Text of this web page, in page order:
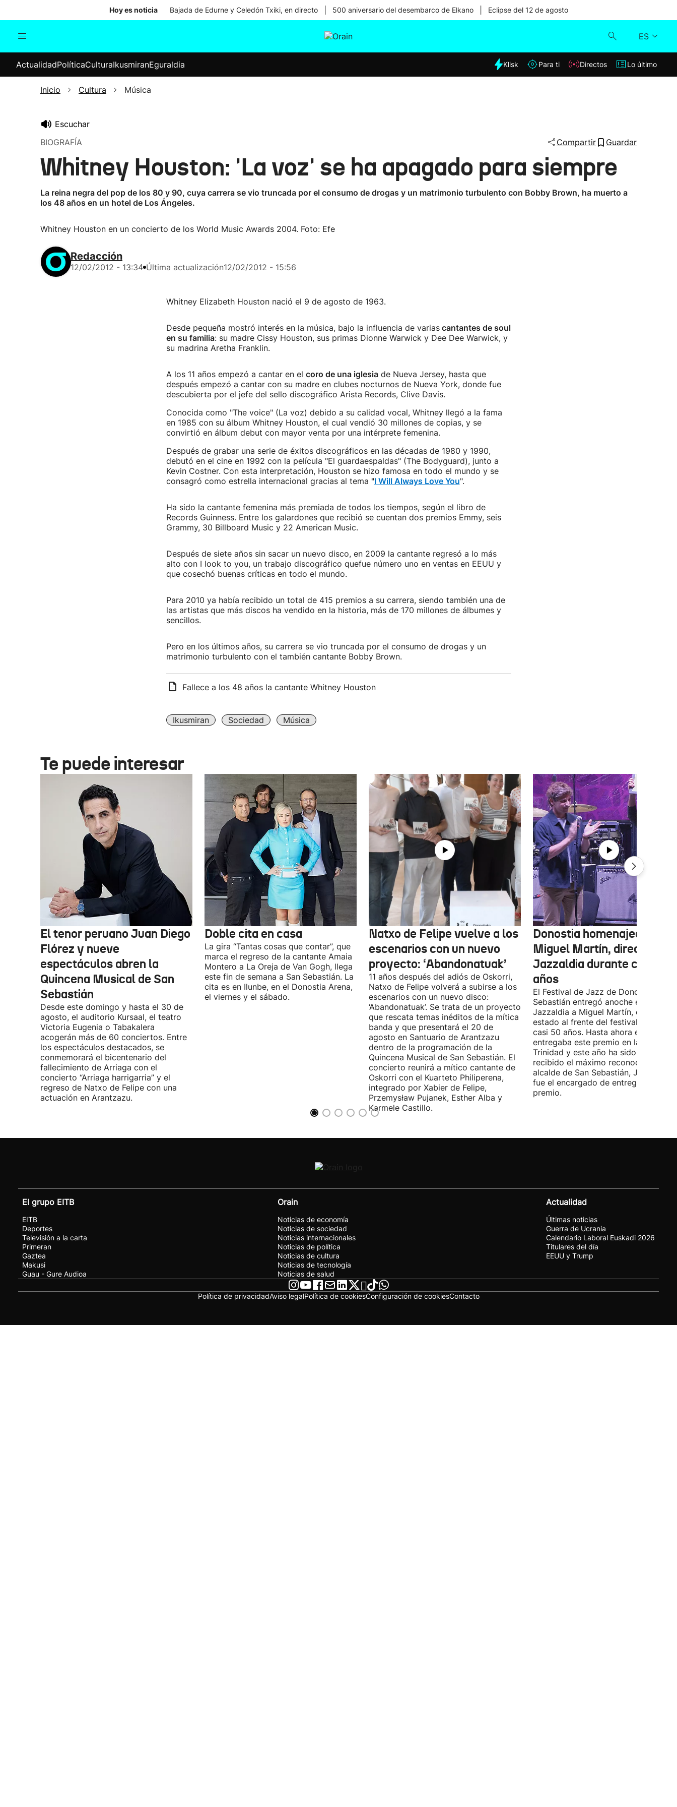
Hoy es noticia Bajada de Edurne y Celedón Txiki, en directo 500 aniversario del desembarco de Elkano Eclipse del 12 de agosto
ES
Internacional
Elecciones
Klisk
Lo último
ActualidadPolíticaCulturaIkusmiranEguraldia Klisk Para ti Directos Lo último
Inicio Cultura Música
Escuchar
BIOGRAFÍA
Compartir Guardar
Whitney Houston: 'La voz' se ha apagado para siempre
La reina negra del pop de los 80 y 90, cuya carrera se vio truncada por el consumo de drogas y un matrimonio turbulento con Bobby Brown, ha muerto a
los 48 años en un hotel de Los Ángeles.
Whitney Houston en un concierto de los World Music Awards 2004. Foto: Efe
Redacción
12/02/2012 - 13:34 Última actualización12/02/2012 - 15:56
Whitney Elizabeth Houston nació el 9 de agosto de 1963.
Desde pequeña mostró interés en la música, bajo la influencia de variascantantes de soul
en su familia: su madre Cissy Houston, sus primas Dionne Warwick y Dee Dee Warwick, y
su madrina Aretha Franklin.
A los 11 años empezó a cantar en el coro de una iglesiade Nueva Jersey, hasta que
después empezó a cantar con su madre en clubes nocturnos de Nueva York, donde fue
descubierta por el jefe del sello discográfico Arista Records, Clive Davis.
Conocida como "The voice" (La voz) debido a su calidad vocal, Whitney llegó a la fama
en 1985 con su álbum Whitney Houston, el cual vendió 30 millones de copias, y se
convirtió en álbum debut con mayor venta por una intérprete femenina.
Después de grabar una serie de éxitos discográficos en las décadas de 1980 y 1990,
debutó en el cine en 1992 con la película "El guardaespaldas" (The Bodyguard), junto a
Kevin Costner. Con esta interpretación, Houston se hizo famosa en todo el mundo y se
consagró como estrella internacional gracias al tema "I Will Always Love You".
Ha sido la cantante femenina más premiada de todos los tiempos, según el libro de
Records Guinness. Entre los galardones que recibió se cuentan dos premios Emmy, seis
Grammy, 30 Billboard Music y 22 American Music.
Después de siete años sin sacar un nuevo disco, en 2009 la cantante regresó a lo más
alto con I look to you, un trabajo discográfico quefue número uno en ventas en EEUU y
que cosechó buenas críticas en todo el mundo.
Para 2010 ya había recibido un total de 415 premios a su carrera, siendo también una de
las artistas que más discos ha vendido en la historia, más de 170 millones de álbumes y
sencillos.
Pero en los últimos años, su carrera se vio truncada por el consumo de drogas y un
matrimonio turbulento con el también cantante Bobby Brown.
Fallece a los 48 años la cantante Whitney Houston
Ikusmiran Sociedad Música
Te puede interesar
El tenor peruano Juan Diego
Flórez y nueve
espectáculos abren la
Quincena Musical de San
Sebastián
Desde este domingo y hasta el 30 de
agosto, el auditorio Kursaal, el teatro
Victoria Eugenia o Tabakalera
acogerán más de 60 conciertos. Entre
los espectáculos destacados, se
conmemorará el bicentenario del
fallecimiento de Arriaga con el
concierto “Arriaga harrigarria” y el
regreso de Natxo de Felipe con una
actuación en Arantzazu.
Doble cita en casa
La gira “Tantas cosas que contar”, que
marca el regreso de la cantante Amaia
Montero a La Oreja de Van Gogh, llega
este fin de semana a San Sebastián. La
cita es en Ilunbe, en el Donostia Arena,
el viernes y el sábado.
Natxo de Felipe vuelve a los
escenarios con un nuevo
proyecto: ‘Abandonatuak’
11 años después del adiós de Oskorri,
Natxo de Felipe volverá a subirse a los
escenarios con un nuevo disco:
‘Abandonatuak’. Se trata de un proyecto
que rescata temas inéditos de la mítica
banda y que presentará el 20 de
agosto en Santuario de Arantzazu
dentro de la programación de la
Quincena Musical de San Sebastián. El
concierto reunirá a mítico cantante de
Oskorri con el Kuarteto Philiperena,
integrado por Xabier de Felipe,
Przemysław Pujanek, Esther Alba y
Karmele Castillo.
Donostia homenajea a
Miguel Martín, director del
Jazzaldia durante casi 50
años
El Festival de Jazz de Donostia-San
Sebastián entregó anoche el premio
Jazzaldia a Miguel Martín, quien ha
estado al frente del festival durante
casi 50 años. Hasta ahora era él
entregaba este premio en la Plaza
Trinidad y este año ha sido él quien
recibido el máximo reconocimiento.
alcalde de San Sebastián, Jon
fue el encargado de entregarle el
premio.
El grupo EITB
EITB
Deportes
Televisión a la carta
Primeran
Gaztea
Makusi
Guau - Gure Audioa
Orain
Noticias de economía
Noticias de sociedad
Noticias internacionales
Noticias de política
Noticias de cultura
Noticias de tecnología
Noticias de salud
Actualidad
Últimas noticias
Guerra de Ucrania
Calendario Laboral Euskadi 2026
Titulares del día
EEUU y Trump
Política de privacidadAviso legalPolítica de cookiesConfiguración de cookiesContacto